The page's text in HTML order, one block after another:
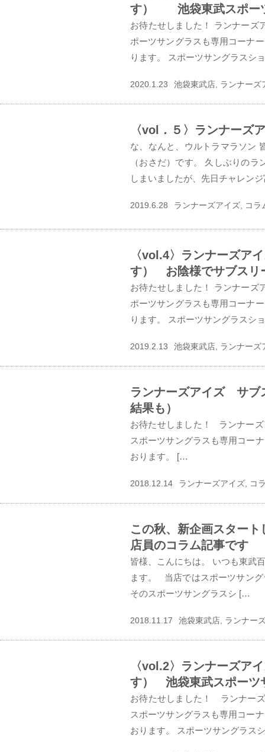
す） 池袋東武スポー
お待たせしました！ ランナーズ
ポーツサングラスも専用コーナ
ります。 スポーツサングラスシ
2020.1.23 池袋東武店, ランナーズ
〈vol．５〉ランナーズ
な、なんと、ウルトラマラソン
（おさだ）です。 久しぶりの
しまいましたが、先日チャレン
2019.6.28 ランナーズアイズ, コラ
〈vol.4〉ランナーズア
す） お陰様でサブスリ
お待たせしました！ ランナーズ
ポーツサングラスも専用コーナ
ります。 スポーツサングラスシ
2019.2.13 池袋東武店, ランナーズ
ランナーズアイズ サブ
結果も）
お待たせしました！ ランナー
スポーツサングラスも専用コー
おります。 […
2018.12.14 ランナーズアイズ, コ
この秋、新企画スター
店員のコラム記事です
皆様、こんにちは。 いつも東武
ます。 当店ではスポーツサン
そのスポーツサングラスシ […
2018.11.17 池袋東武店, ランナー
〈vol.2〉ランナーズア
す） 池袋東武スポーツ
お待たせしました！ ランナー
スポーツサングラスも専用コー
おります。 スポーツサングラス